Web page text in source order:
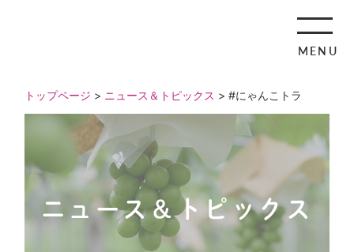
MENU
トップページ > ニュース＆トピックス > #にゃんこトラ
ニュース＆トピックス